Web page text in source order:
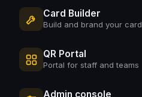
Card Builder
Build and brand your card
QR Portal
Portal for staff and teams
Admin console